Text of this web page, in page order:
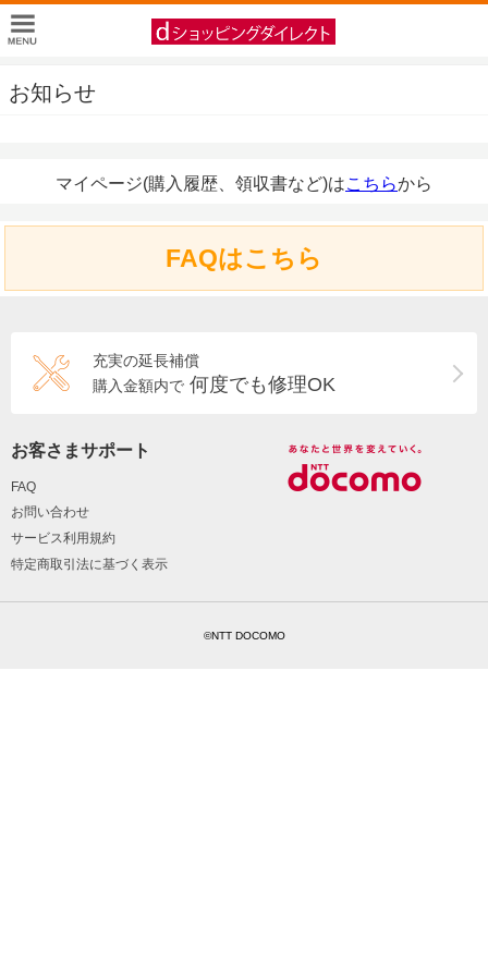
お知らせ
マイページ(購入履歴、領収書など)はこちらから
FAQはこちら
充実の延長補償
購入金額内で 何度でも修理OK
お客さまサポート
FAQ
お問い合わせ
サービス利用規約
特定商取引法に基づく表示
©NTT DOCOMO